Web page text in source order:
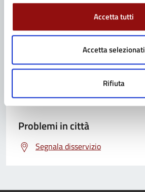
Accetta tutti
Accetta selezionati
Rifiuta
Contatta il Comune
Prenota appuntamento
Problemi in città
Segnala disservizio